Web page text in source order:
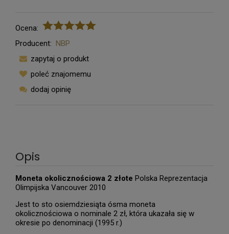
Ocena:
Producent:
NBP
zapytaj o produkt
poleć znajomemu
dodaj opinię
Opis
Moneta okolicznościowa 2 złote Polska Reprezentacja
Olimpijska Vancouver 2010
Jest to sto osiemdziesiąta ósma moneta
okolicznościowa o nominale 2 zł, która ukazała się w
okresie po denominacji (1995 r.)